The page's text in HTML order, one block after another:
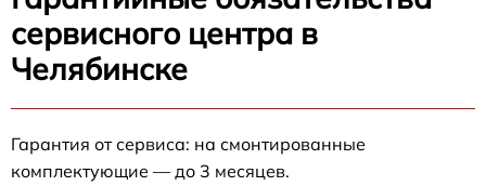
сервисного центра в
Челябинске
Гарантия от сервиса: на смонтированные
комплектующие — до 3 месяцев.